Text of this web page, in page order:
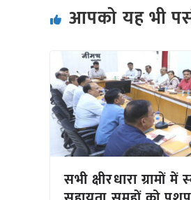
आपको यह भी
सभी क्षीरधारा ग्रामों में